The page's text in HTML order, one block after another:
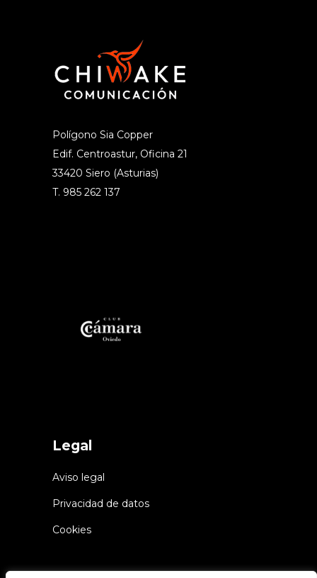
Polígono Sia Copper
Edif. Centroastur, Oficina 21
33420 Siero (Asturias)
T. 985 262 137
Legal
Aviso legal
Privacidad de datos
Cookies